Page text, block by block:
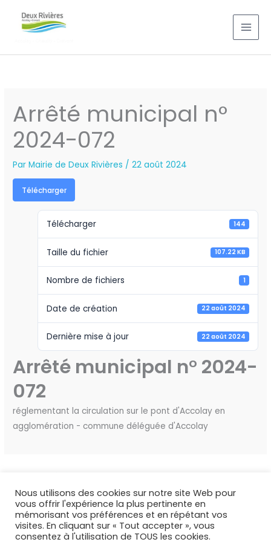
Arrêté municipal n°
2024-072
ParMairie de Deux Rivières /22 août 2024
Télécharger
Télécharger 144
Taille du fichier 107.22 KB
Nombre de fichiers 1
Date de création 22 août 2024
Dernière mise à jour 22 août 2024
Arrêté municipal n° 2024-
072
réglementant la circulation sur le pont d'Accolay en
agglomération - commune déléguée d'Accolay
Nous utilisons des cookies sur notre site Web pour
vous offrir l'expérience la plus pertinente en
mémorisant vos préférences et en répétant vos
visites. En cliquant sur « Tout accepter », vous
consentez à l'utilisation de TOUS les cookies.